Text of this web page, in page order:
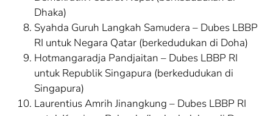
Dhaka)
Syahda Guruh Langkah Samudera – Dubes LBBP
RI untuk Negara Qatar (berkedudukan di Doha)
Hotmangaradja Pandjaitan – Dubes LBBP RI
untuk Republik Singapura (berkedudukan di
Singapura)
Laurentius Amrih Jinangkung – Dubes LBBP RI